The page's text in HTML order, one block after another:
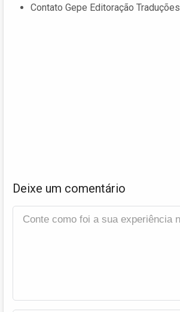
Contato Gepe Editoração Traduções
Deixe um comentário